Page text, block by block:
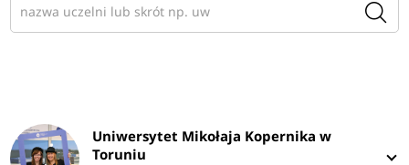
Uniwersytet Mikołaja Kopernika w
Toruniu